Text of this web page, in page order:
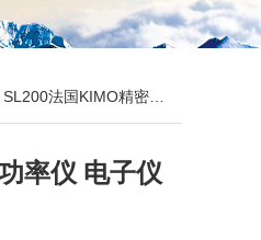
法国KIMO精密型太阳能功率仪 电子仪器仪表
率仪 电子仪